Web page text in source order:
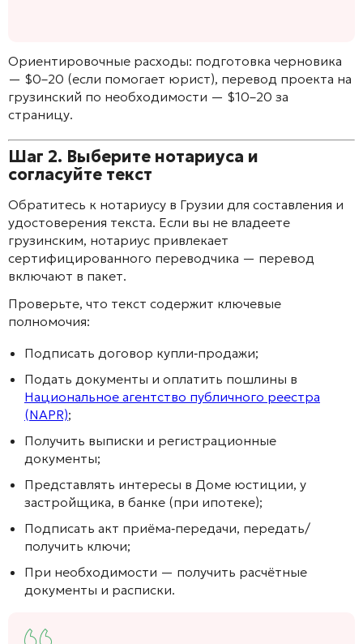
Ориентировочные расходы: подготовка черновика
— $0–20 (если помогает юрист), перевод проекта на
грузинский по необходимости — $10–20 за
страницу.
Шаг 2. Выберите нотариуса и
согласуйте текст
Обратитесь к нотариусу в Грузии для составления и
удостоверения текста. Если вы не владеете
грузинским, нотариус привлекает
сертифицированного переводчика — перевод
включают в пакет.
Проверьте, что текст содержит ключевые
полномочия:
Подписать договор купли‑продажи;
Подать документы и оплатить пошлины в
Национальное агентство публичного реестра
(NAPR);
Получить выписки и регистрационные
документы;
Представлять интересы в Доме юстиции, у
застройщика, в банке (при ипотеке);
Подписать акт приёма‑передачи, передать/
получить ключи;
При необходимости — получить расчётные
документы и расписки.